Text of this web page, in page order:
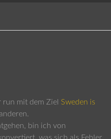
mit dem Ziel Sweden is
bin ich von